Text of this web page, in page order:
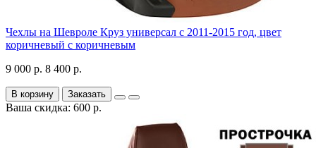
Чехлы на Шевроле Круз универсал с 2011-2015 год, цвет
коричневый с коричневым
9 000 р. 8 400 р.
В корзину Заказать
Ваша скидка: 600 р.